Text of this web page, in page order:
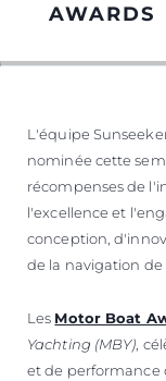
AWARDS
L'équipe
nominée cette
récompenses de
l'excellence et
conception,
de la navigation de
Les Motor Boat
Yachting (MBY) ,
et de performance